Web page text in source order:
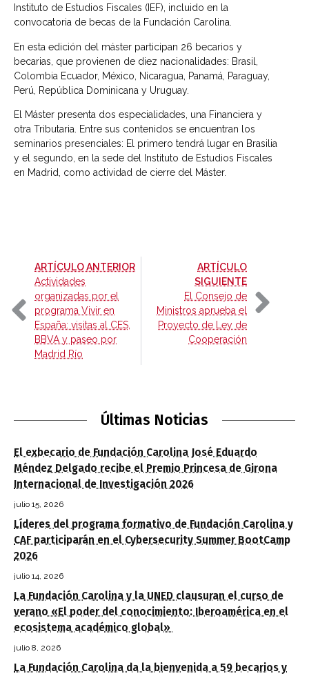
Instituto de Estudios Fiscales (IEF), incluido en la
convocatoria de becas de la Fundación Carolina.
En esta edición del máster participan 26 becarios y
becarias, que provienen de diez nacionalidades: Brasil,
Colombia Ecuador, México, Nicaragua, Panamá, Paraguay,
Perú, República Dominicana y Uruguay.
El Máster presenta dos especialidades, una Financiera y
otra Tributaria. Entre sus contenidos se encuentran los
seminarios presenciales: El primero tendrá lugar en Brasilia
y el segundo, en la sede del Instituto de Estudios Fiscales
en Madrid, como actividad de cierre del Máster.
ARTÍCULO ANTERIOR-
Actividades
organizadas por el
programa Vivir en
España: visitas al CES,
BBVA y paseo por
Madrid Río
ARTÍCULO
SIGUIENTE-
El Consejo de
Ministros aprueba el
Proyecto de Ley de
Cooperación
Últimas Noticias
El exbecario de Fundación Carolina José Eduardo
Méndez Delgado recibe el Premio Princesa de Girona
Internacional de Investigación 2026
julio 15, 2026
Líderes del programa formativo de Fundación Carolina y
CAF participarán en el Cybersecurity Summer BootCamp
2026
julio 14, 2026
La Fundación Carolina y la UNED clausuran el curso de
verano «El poder del conocimiento: Iberoamérica en el
ecosistema académico global»
julio 8, 2026
La Fundación Carolina da la bienvenida a 59 becarios y